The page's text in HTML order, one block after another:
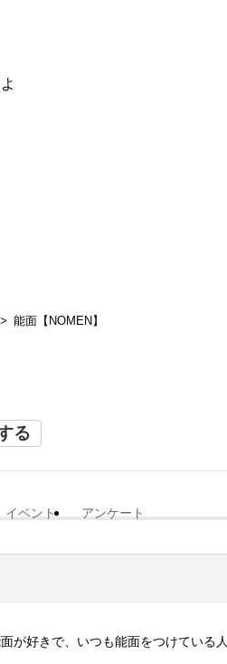
能面【NOMEN】
る
イベント アンケート
が好きで、いつも能面をつけている人